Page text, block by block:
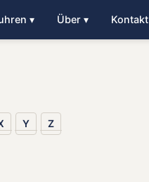
▾ Über ▾ Kontakt
Y Z